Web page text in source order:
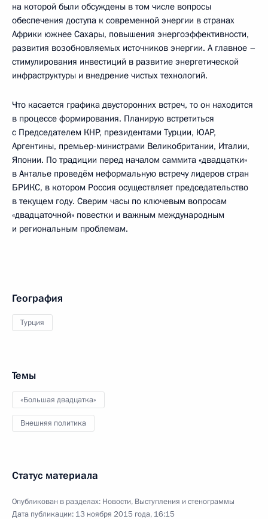
на которой были обсуждены в том числе вопросы
обеспечения доступа к современной энергии в странах
Африки южнее Сахары, повышения энергоэффективности,
развития возобновляемых источников энергии. А главное –
стимулирования инвестиций в развитие энергетической
инфраструктуры и внедрение чистых технологий.
Что касается графика двусторонних встреч, то он находится
в процессе формирования. Планирую встретиться
с Председателем КНР, президентами Турции, ЮАР,
Аргентины, премьер-министрами Великобритании, Италии,
Японии. По традиции перед началом саммита «двадцатки»
в Анталье проведём неформальную встречу лидеров стран
БРИКС, в котором Россия осуществляет председательство
в текущем году. Сверим часы по ключевым вопросам
«двадцаточной» повестки и важным международным
и региональным проблемам.
География
Турция
Темы
«Большая двадцатка»
Внешняя политика
Статус материала
Опубликован в разделах: Новости, Выступления и стенограммы
Дата публикации: 13 ноября 2015 года, 16:15